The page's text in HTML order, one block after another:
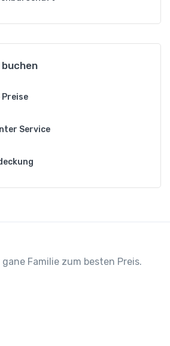
buchen
Service
Familie zum besten Preis.